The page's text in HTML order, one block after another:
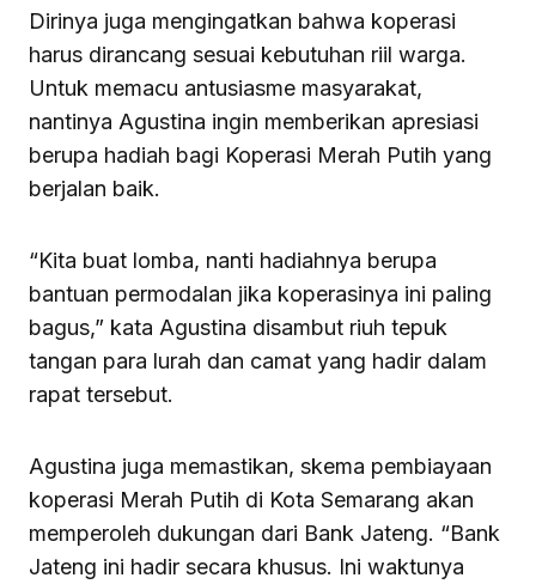
Dirinya juga mengingatkan bahwa koperasi
harus dirancang sesuai kebutuhan riil warga.
Untuk memacu antusiasme masyarakat,
nantinya Agustina ingin memberikan apresiasi
berupa hadiah bagi Koperasi Merah Putih yang
berjalan baik.
“Kita buat lomba, nanti hadiahnya berupa
bantuan permodalan jika koperasinya ini paling
bagus,” kata Agustina disambut riuh tepuk
tangan para lurah dan camat yang hadir dalam
rapat tersebut.
Agustina juga memastikan, skema pembiayaan
koperasi Merah Putih di Kota Semarang akan
memperoleh dukungan dari Bank Jateng. “Bank
Jateng ini hadir secara khusus. Ini waktunya